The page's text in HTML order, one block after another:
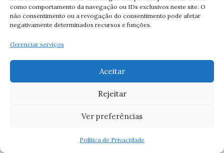
como comportamento da navegação ou IDs exclusivos neste site. O
não consentimento ou a revogação do consentimento pode afetar
negativamente determinados recursos e funções.
Gerenciar serviços
Aceitar
Rejeitar
Ver preferências
Política de Privacidade
Virgem Santíssima(1)
Visitação de Nossa Senhora(1)
Archives